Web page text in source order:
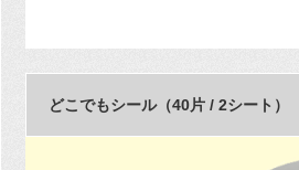
どこでもシール（40片 / 2シート）